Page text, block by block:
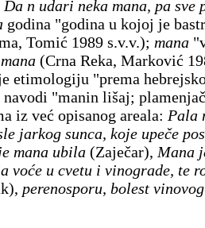
Da n udari neka mana, pa sve
godina "godina u kojoj je
Tomić 1989 s.v.v.); mana
(Crna Reka, Marković
etimologiju "prema
navodi "manin lišaj;
iz već opisanog areala: Pala
jarkog sunca, koje upeče
mana ubila (Zaječar), Mana
voće u cvetu i vinograde, te
perenosporu, bolest